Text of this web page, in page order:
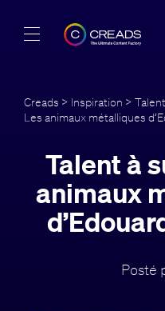
Offres
À propos
Guide
Creads > Inspiration >
Les animaux métalliques
Talent à
animaux
Posté